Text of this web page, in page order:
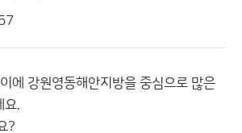
에 강원영동해안지방을 중심으로 많은
요.
?